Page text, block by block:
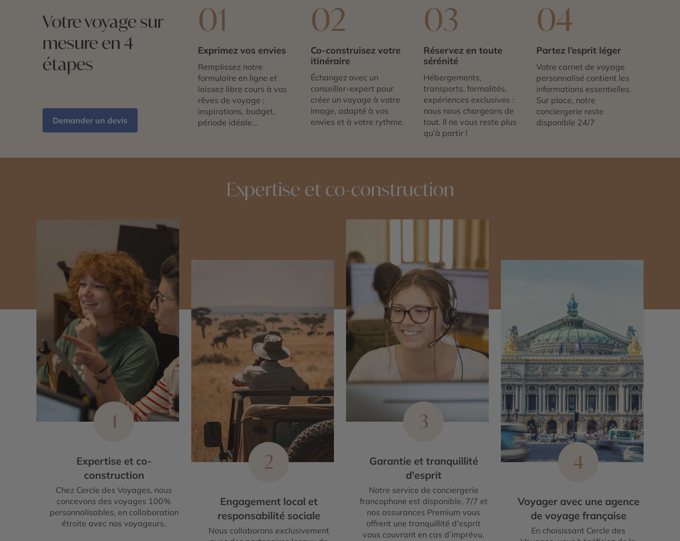
Votre voyage sur
mesure en 4
étapes
Demander un devis
01
Exprimez vos envies
Remplissez notre
formulaire en ligne et
laissez libre cours à vos
rêves de voyage :
inspirations, budget,
période idéale…
02
Co-construisez votre
itinéraire
Échangez avec un
conseiller-expert pour
créer un voyage à votre
image, adapté à vos
envies et à votre rythme.
03
Réservez en toute
sérénité
Hébergements,
transports, formalités,
expériences exclusives :
nous nous chargeons de
tout. Il ne vous reste plus
qu’à partir !
04
Partez l’esprit léger
Votre carnet de voyage
personnalisé contient les
informations essentielles.
Sur place, notre
conciergerie reste
disponible 24/7
Expertise et co-construction
1
Expertise et co-
construction
Chez Cercle des Voyages, nous
concevons des voyages 100%
personnalisables, en collaboration
étroite avec nos voyageurs.
2
Engagement local et
responsabilité sociale
Nous collaborons exclusivement
3
Garantie et tranquillité
d'esprit
Notre service de conciergerie
francophone est disponible, 7/7 et
nos assurances Premium vous
offrent une tranquillité d'esprit
vous couvrant en cas d’imprévu.
4
Voyager avec une agence
de voyage française
En choisissant Cercle des